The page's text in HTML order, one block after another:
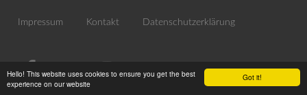
Got it!
Hello! This website uses cookies to ensure you get the best
experience on our website
Impressum Kontakt Datenschutzerklärung